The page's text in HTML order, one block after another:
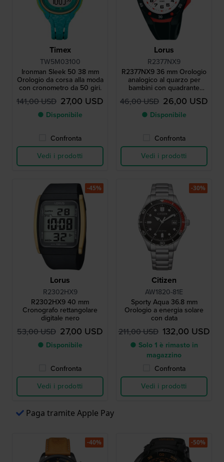
Timex
TW5M03100
Ironman Sleek 50 38 mm
Orologio da corsa alla moda
con cronometro da 50 giri.
141,00 USD 27,00 USD
● Disponibile
Confronta
Vedi i prodotti
Lorus
R2377NX9
R2377NX9 36 mm Orologio
analogico al quarzo per
bambini con quadrante
retroilluminato
46,00 USD 26,00 USD
● Disponibile
Confronta
Vedi i prodotti
Lorus
R2302HX9
R2302HX9 40 mm
Cronografo rettangolare
digitale nero
53,00 USD 27,00 USD
● Disponibile
Confronta
Vedi i prodotti
-45%
Citizen
AW1820-81E
Sporty Aqua 36.8 mm
Orologio a energia solare
con data
211,00 USD 132,00 USD
● Solo 1 è rimasto in
magazzino
Confronta
Vedi i prodotti
-30%
Paga tramite Apple Pay
-40% -50%